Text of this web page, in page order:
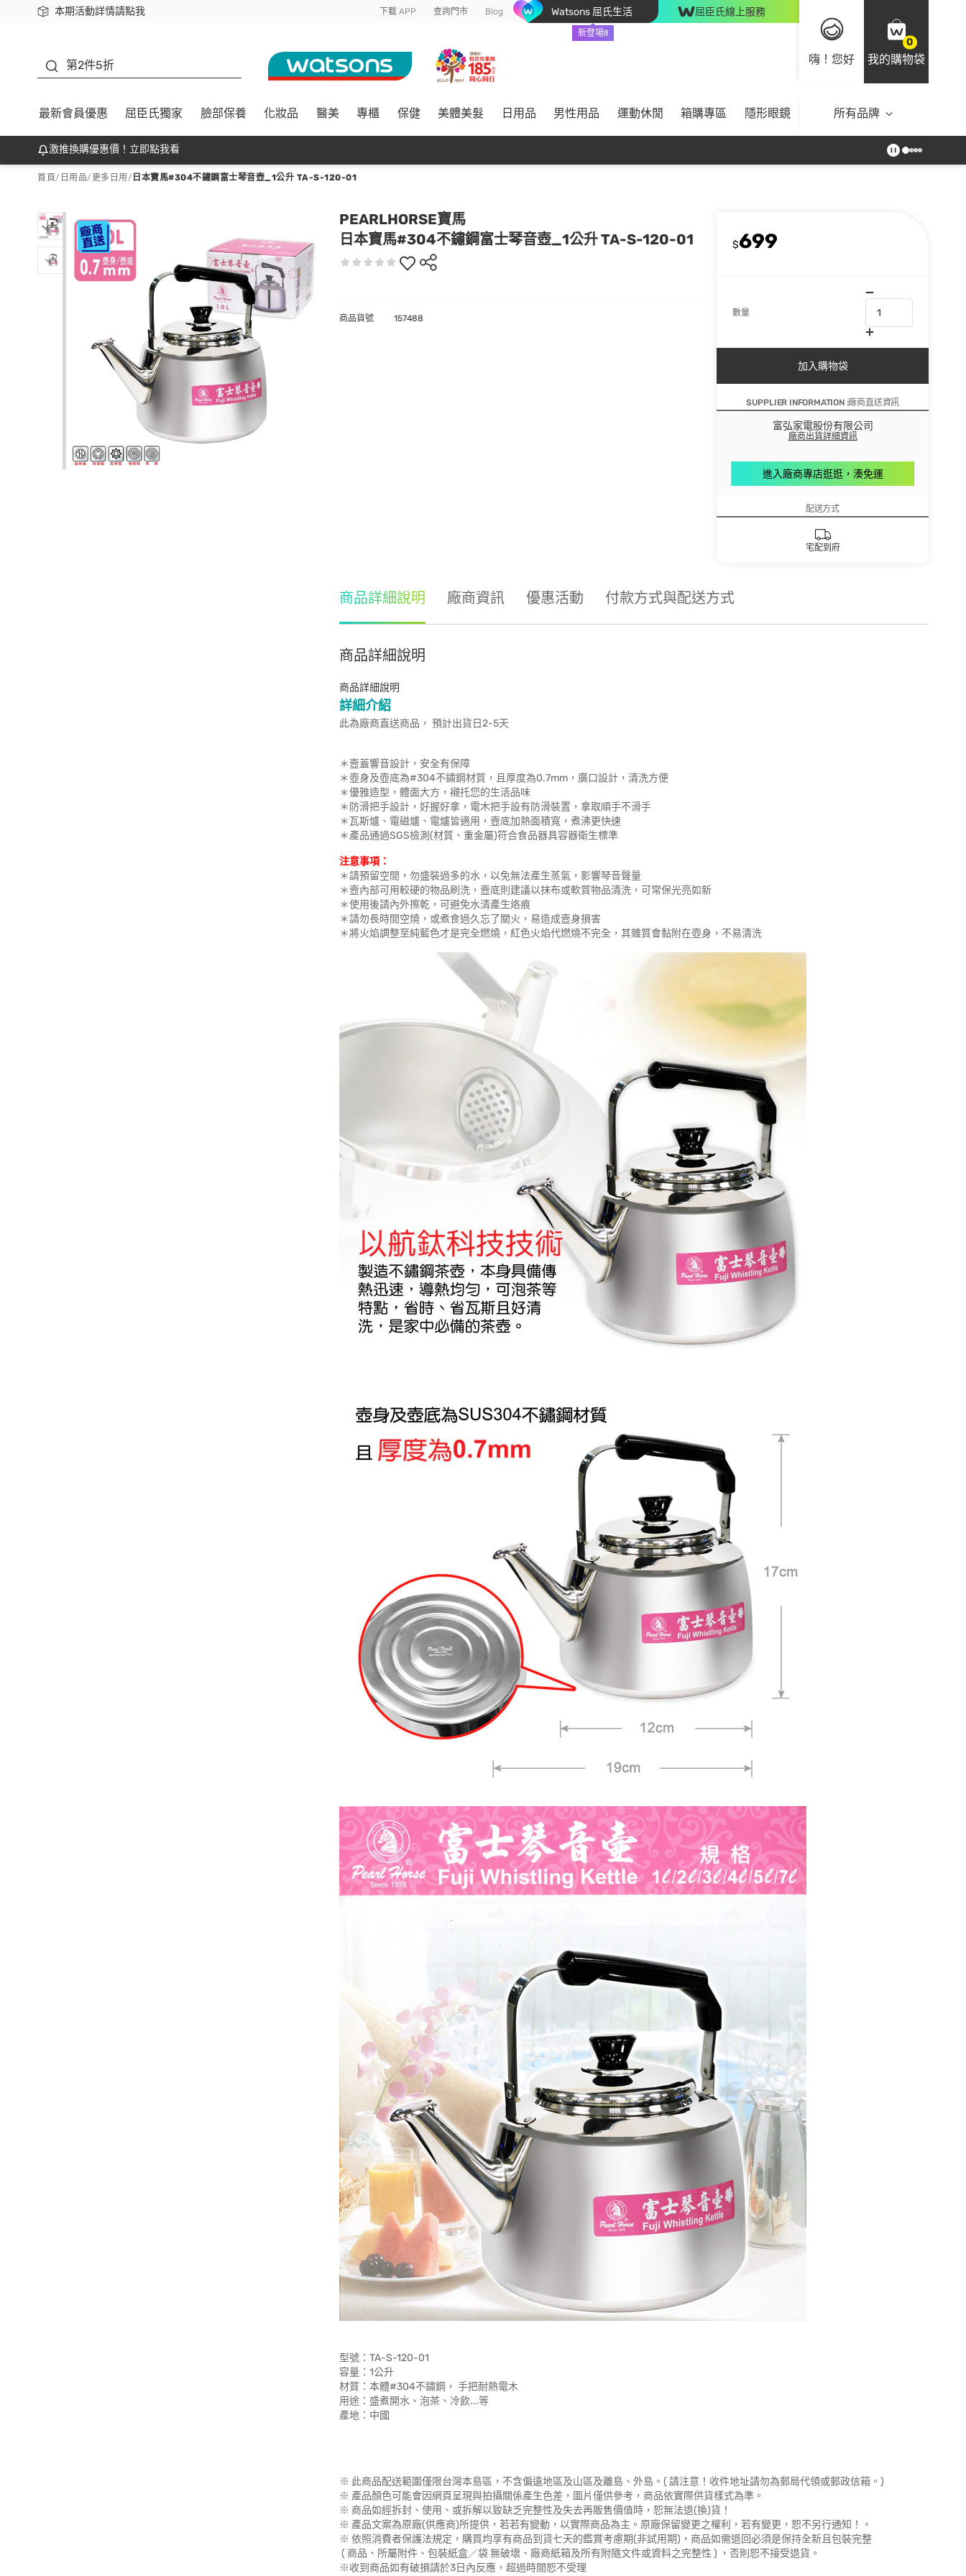
本期活動詳情請點我
下載app最高回饋$350 下載 APP 查詢門市 Blog Watsons 屈氏生活
新登場!!
屈臣氏線上服務
嗨！您好
0
我的購物袋
第2件5折
最新會員優惠 屈臣氏獨家 臉部保養 化妝品 醫美 專櫃 保健 美體美髮 日用品 男性用品 運動休閒 箱購專區 隱形眼鏡 所有品牌
激推換購優惠價！立即點我看
首頁/ 日用品/ 更多日用 / 日本寶馬#304不鏽鋼富士琴音壺_1公升 TA-S-120-01
PEARLHORSE寶馬
日本寶馬#304不鏽鋼富士琴音壺_1公升 TA-S-120-01
$699
數量
加入購物袋
SUPPLIER INFORMATION :廠商直送資訊
富弘家電股份有限公司
廠商出貨詳細資訊
進入廠商專店逛逛，湊免運
配送方式
宅配到府
商品貨號 157488
商品詳細說明 廠商資訊 優惠活動 付款方式與配送方式
商品詳細說明
商品詳細說明
詳細介紹
此為廠商直送商品， 預計出貨日2-5天
＊壼蓋響音設計，安全有保障
＊壺身及壺底為#304不鏽鋼材質，且厚度為0.7mm，廣口設計，清洗方便
＊優雅造型，體面大方，襯托您的生活品味
＊防滑把手設計，好握好拿，電木把手設有防滑裝置，拿取順手不滑手
＊瓦斯爐、電磁爐、電爐皆適用，壼底加熱面積寬，煮沸更快速
＊產品通過SGS檢測(材質、重金屬)符合食品器具容器衛生標準
注意事項：
＊請預留空間，勿盛裝過多的水，以免無法產生蒸氣，影響琴音聲量
＊壼內部可用較硬的物品刷洗，壼底則建議以抹布或軟質物品清洗，可常保光亮如新
＊使用後請內外擦乾，可避免水清產生烙痕
＊請勿長時間空燒，或煮食過久忘了關火，易造成壼身損害
＊將火焰調整至純藍色才是完全燃燒，紅色火焰代燃燒不完全，其雜質會黏附在壺身，不易清洗
型號：TA-S-120-01
容量：1公升
材質：本體#304不鏽鋼， 手把耐熱電木
用途：盛煮開水、泡茶、冷飲...等
產地：中國
※ 此商品配送範圍僅限台灣本島區，不含偏遠地區及山區及離島、外島。( 請注意！收件地址請勿為郵局代領或郵政信箱。)
※ 產品顏色可能會因網頁呈現與拍攝關係產生色差，圖片僅供參考，商品依實際供貨樣式為準。
※ 商品如經拆封、使用、或拆解以致缺乏完整性及失去再販售價值時，恕無法退(換)貨！
※ 產品文案為原廠(供應商)所提供，若若有變動，以實際商品為主。原廠保留變更之權利，若有變更，恕不另行通知！。
※ 依照消費者保護法規定，購買均享有商品到貨七天的鑑賞考慮期(非試用期)，商品如需退回必須是保持全新且包裝完整
( 商品、所屬附件、包裝紙盒／袋 無破壞、廠商紙箱及所有附隨文件或資料之完整性 ) ，否則恕不接受退貨。
※收到商品如有破損請於3日內反應，超過時間恕不受理